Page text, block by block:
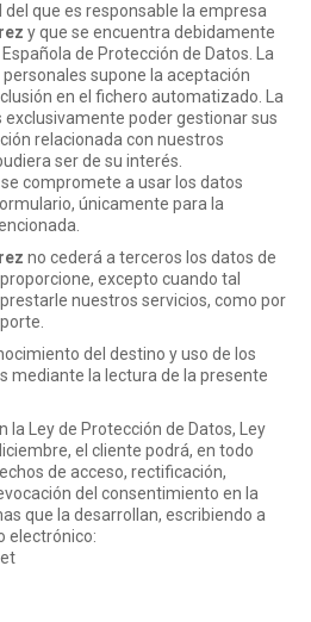
que es responsable la empresa
y que se encuentra debidamente
de Protección de Datos. La
supone la aceptación
en el fichero automatizado. La
poder gestionar sus
relacionada con nuestros
ser de su interés.
compromete a usar los datos
únicamente para la
no cederá a terceros los datos de
excepto cuando tal
nuestros servicios, como por
del destino y uso de los
mediante la lectura de la presente
la Ley de Protección de Datos, Ley
el cliente podrá, en todo
de acceso, rectificación,
del consentimiento en la
que la desarrollan, escribiendo a
electrónico: